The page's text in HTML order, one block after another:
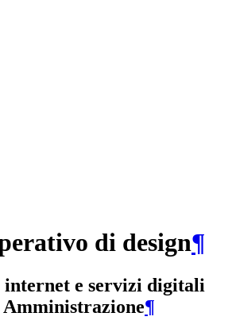
di design¶
e servizi digitali
¶